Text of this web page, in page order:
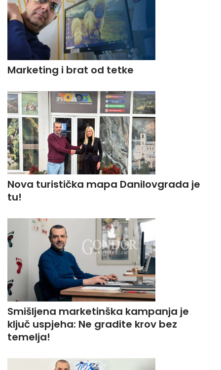
Marketing i brat od tetke
Nova turistička mapa Danilovgrada je
tu!
Smišljena marketinška kampanja je
ključ uspjeha: Ne gradite krov bez
temelja!